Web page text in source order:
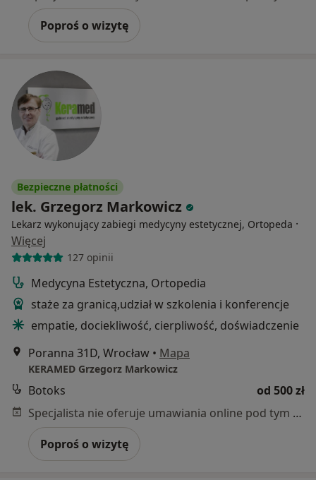
Poproś o wizytę
Bezpieczne płatności
lek. Grzegorz Markowicz
Lekarz wykonujący zabiegi medycyny estetycznej, Ortopeda ·
Więcej
127 opinii
Medycyna Estetyczna, Ortopedia
staże za granicą,udział w szkolenia i konferencje
empatie, dociekliwość, cierpliwość, doświadczenie
Poranna 31D, Wrocław • Mapa
KERAMED Grzegorz Markowicz
Botoks
od 500 zł
Specjalista nie oferuje umawiania online pod tym adresem.
Poproś o wizytę